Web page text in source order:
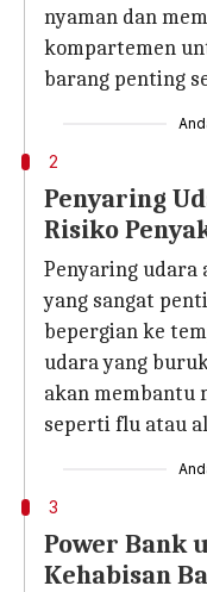
nyaman dan
kompartemen
barang penting
2
Penyaring
Risiko
Penyaring udara
yang sangat
bepergian ke
udara yang
akan membantu
seperti flu atau
3
Power Bank
Kehabisan